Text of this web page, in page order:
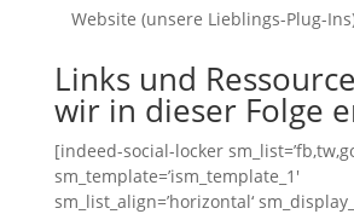
Website (unsere Lieblings-Plug-
Links und
wir in dieser Folge
[indeed-social-locker
sm_template=’ism_template_1′
sm_list_align=’horizontal‘